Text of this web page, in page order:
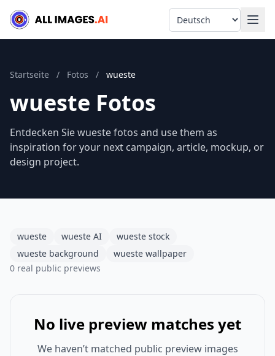
Language
Startseite / Fotos / wueste
wueste Fotos
Entdecken Sie wueste fotos and use them as
inspiration for your next campaign, article, mockup, or
design project.
wueste wueste AI
wueste stock
wueste background
wueste wallpaper
0 real public previews
No live preview matches yet
We haven’t matched public preview images